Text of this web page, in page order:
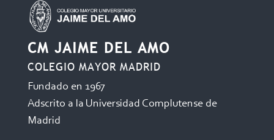
CM JAIME DEL AMO
COLEGIO MAYOR MADRID
Fundado en 1967
Adscrito a la Universidad Complutense de
Madrid